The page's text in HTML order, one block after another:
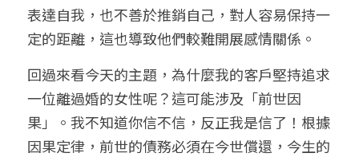
表達自我，也不善於推銷自己，對人容易保持一
定的距離，這也導致他們較難開展感情關係。
回過來看今天的主題，為什麼我的客戶堅持追求
一位離過婚的女性呢？這可能涉及「前世因
果」。我不知道你信不信，反正我是信了！根據
因果定律，前世的債務必須在今世償還，今生的